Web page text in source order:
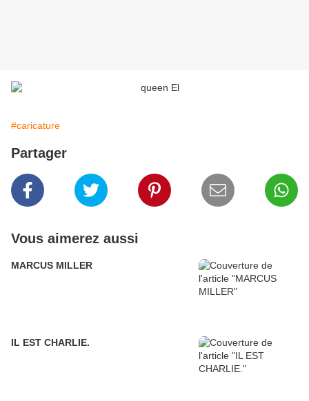
#caricature
Partager
Vous aimerez aussi
MARCUS MILLER
IL EST CHARLIE.